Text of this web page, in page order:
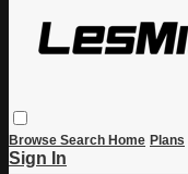
Browse Search Home Plans
Sign In